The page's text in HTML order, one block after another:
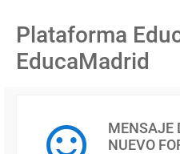
Plataforma
EducaMadrid
MENSAJE
NUEVO